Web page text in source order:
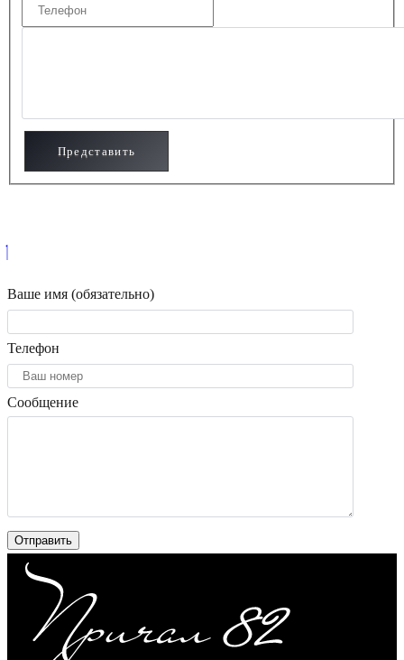
Ваше имя (обязательно)
Телефон
Сообщение